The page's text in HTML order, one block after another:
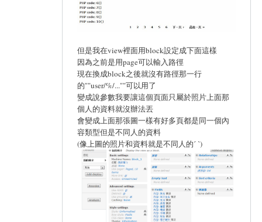
但是我在view裡面用block設定成下面這樣
因為之前是用page可以輸入路徑
現在換成block之後就沒有路徑那一行
的""user/%/...""可以用了
變成說參數我要讓這個頁面只屬於照片上面那
個人的資料就沒辦法丟
會變成上面那張圖一樣有好多頁都是同一個內
容類型但是不同人的資料
(像上圖的照片和資料就是不同人的ˊ ˋ)